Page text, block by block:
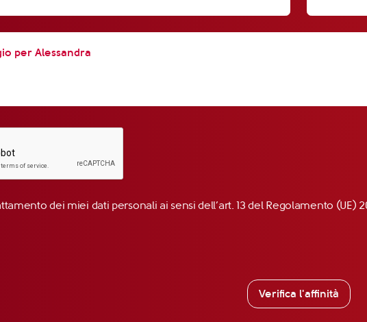
dei miei dati personali ai sensi dell’art. 13 del Regolamento
Verifica l'affinità